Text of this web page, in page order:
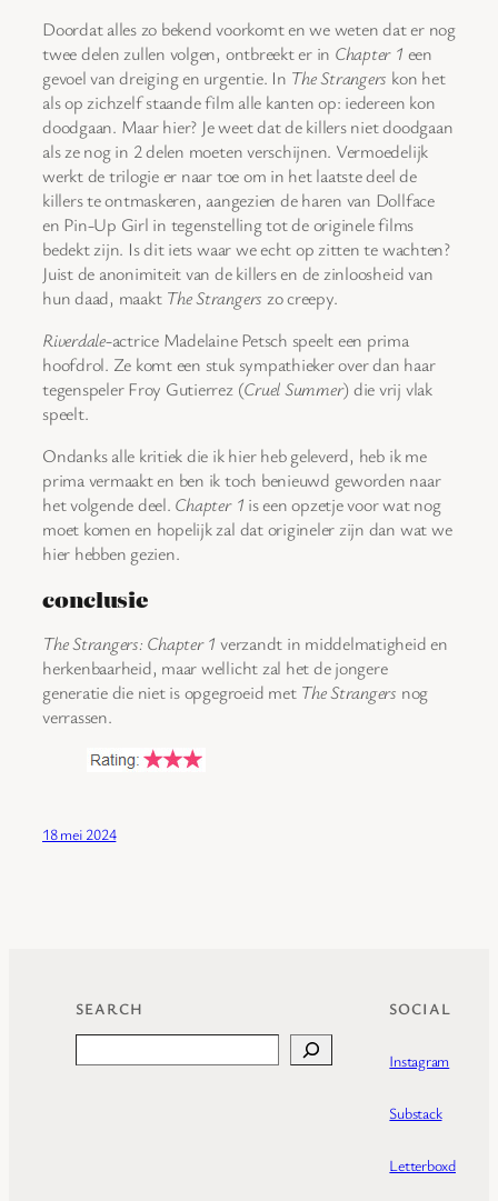
Doordat alles zo bekend voorkomt en we weten dat er nog
twee delen zullen volgen, ontbreekt er in Chapter 1 een
gevoel van dreiging en urgentie. In The Strangers kon het
als op zichzelf staande film alle kanten op: iedereen kon
doodgaan. Maar hier? Je weet dat de killers niet doodgaan
als ze nog in 2 delen moeten verschijnen. Vermoedelijk
werkt de trilogie er naar toe om in het laatste deel de
killers te ontmaskeren, aangezien de haren van Dollface
en Pin-Up Girl in tegenstelling tot de originele films
bedekt zijn. Is dit iets waar we echt op zitten te wachten?
Juist de anonimiteit van de killers en de zinloosheid van
hun daad, maakt The Strangers zo creepy.
Riverdale-actrice Madelaine Petsch speelt een prima
hoofdrol. Ze komt een stuk sympathieker over dan haar
tegenspeler Froy Gutierrez (Cruel Summer) die vrij vlak
speelt.
Ondanks alle kritiek die ik hier heb geleverd, heb ik me
prima vermaakt en ben ik toch benieuwd geworden naar
het volgende deel. Chapter 1 is een opzetje voor wat nog
moet komen en hopelijk zal dat origineler zijn dan wat we
hier hebben gezien.
conclusie
The Strangers: Chapter 1 verzandt in middelmatigheid en
herkenbaarheid, maar wellicht zal het de jongere
generatie die niet is opgegroeid met The Strangers nog
verrassen.
18 mei 2024
SEARCH SOCIAL
Instagram
Substack
Letterboxd